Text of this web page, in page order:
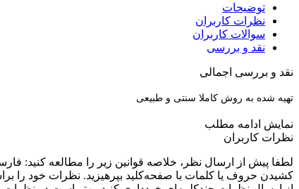
توضیحات
نظرات کاربران
سوالات کاربران
نقد و بررسی
نقد و بررسی اجمالی
تهیه شده به روش کاملا سنتی و طبیعی
نمایش ادامه مطلب
نظرات کاربران
کشیدن حروف یا کلمات با صفحه‌کلید بپرهیزید. نظرات خود را